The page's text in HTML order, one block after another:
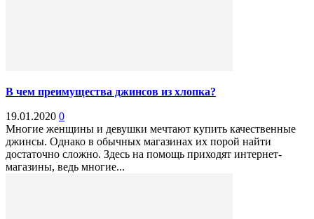
В чем преимущества джинсов из хлопка?
19.01.2020 0
Многие женщины и девушки мечтают купить качественные
джинсы. Однако в обычных магазинах их порой найти
достаточно сложно. Здесь на помощь приходят интернет-
магазины, ведь многие...